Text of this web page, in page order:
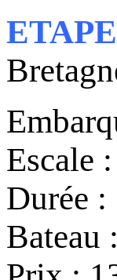
Escale
Durée
Bateau